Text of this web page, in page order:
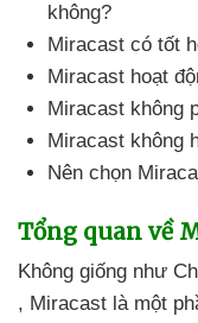
không?
Miracast có tốt
Miracast hoạt
Miracast không
Miracast không
Nên chọn
Tổng quan về
Không giống như
, Miracast là một